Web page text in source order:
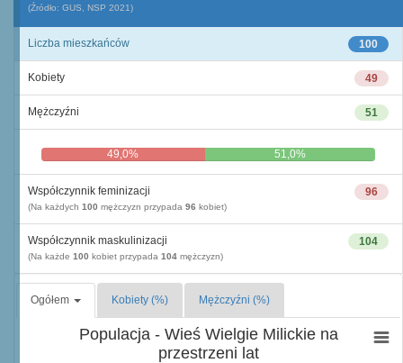
(Źródło: GUS, NSP 2021)
100
Liczba mieszkańców
49
Kobiety
51
Mężczyźni
49,0% 51,0%
96
Współczynnik feminizacji
(Na każdych 100 mężczyzn przypada 96 kobiet)
104
Współczynnik maskulinizacji
(Na każde 100 kobiet przypada 104 mężczyzn)
Ogółem Kobiety (%) Mężczyźni (%)
Populacja - Wieś Wielgie Milickie na
przestrzeni lat